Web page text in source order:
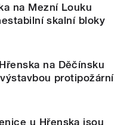
na Mezní Louku
skalní bloky
na Děčínsku
protipožární
u Hřenska jsou